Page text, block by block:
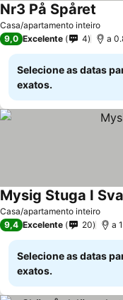
Casa/apartamento inteiro
Nr3 På Spåret
9,0 Excelente 4 a
Selecione as datas
exatos.
Casa/apartamento inteiro
Mysig Stuga I
9,4 Excelente 20 a
Selecione as datas
exatos.